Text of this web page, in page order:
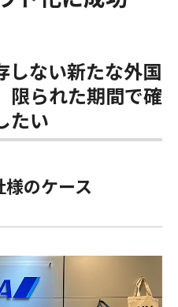
しない新たな外国
限られた期間で確
たい
のケース